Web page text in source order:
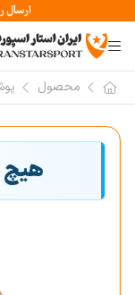
ارسال
محصول
هیچ